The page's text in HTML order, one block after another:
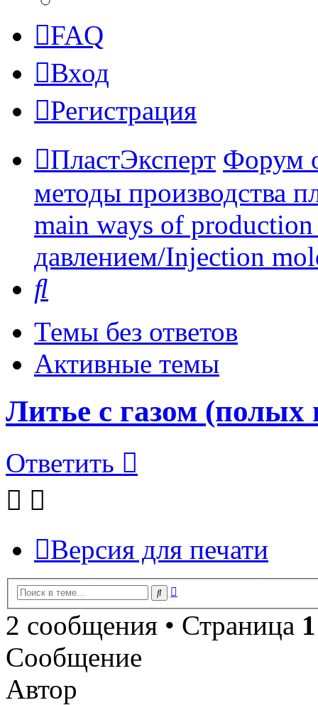
FAQ
Вход
Регистрация
ПластЭксперт Форум
методы производства
main ways of
давлением/Injection
Темы без ответов
Активные темы
Литье с газом (полых
Ответить
Версия для печати
Поиск
2 сообщения • Страница 1
Сообщение
Автор